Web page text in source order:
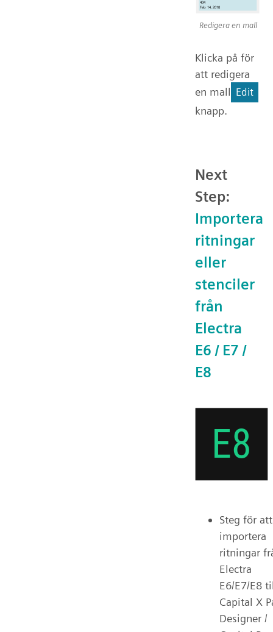
Redigera en mall
Klicka på för
att redigera
en mall Edit
knapp.
Next
Step:
Importera
ritningar
eller
stenciler
från
Electra
E6 / E7 /
E8
Steg för att
importera
ritningar
Electra
E6/E7/E8
Capital X
Designer /